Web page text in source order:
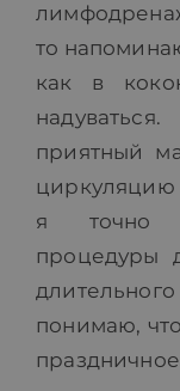
то
как в
приятный
я точно
процедуры
понимаю,